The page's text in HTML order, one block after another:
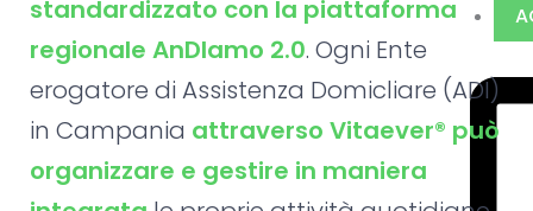
standardizzato con la piattaforma
regionale AnDIamo 2.0. Ogni Ente
erogatore di Assistenza Domicliare (ADI)
in Campania attraverso Vitaever® può
organizzare e gestire in maniera